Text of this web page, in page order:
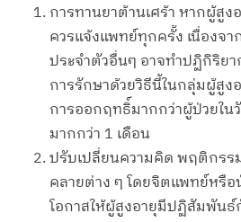
การทานยาต้านเศร้า หากผู้สูง
ควรแจ้งแพทย์ทุกครั้ง เนื่องจา
ประจำตัวอื่นๆ อาจทำปฏิกิริยา
การรักษาด้วยวิธีนี้ในกลุ่มผู้สูง
การออกฤทธิ์มากกว่าผู้ป่วยใน
มากกว่า 1 เดือน
ปรับเปลี่ยนความคิด พฤติกรร
คลายต่าง ๆ โดยจิตแพทย์หรือ
โอกาสให้ผู้สูงอายุมีปฏิสัมพัน